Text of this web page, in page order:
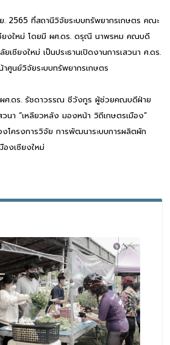
. 2565 ที่สถานีวิจัยระบบทรัพยากรเกษตร คณะ
ยงใหม่ โดยมี ผศ.ดร. ดรุณี นาพรหม คณบดี
เชียงใหม่ เป็นประธานเปิดงานการเสวนา ศ.ดร.
นย์วิจัยระบบทรัพยากรเกษตร
ผศ.ดร. รัชดาวรรณ ชีวังกูร ผู้ช่วยคณบดีฝ่าย
นา “เหลียวหลัง มองหน้า วิถีเกษตรเมือง”
งโครงการวิจัย การพัฒนาระบบการผลิตผัก
องเชียงใหม่